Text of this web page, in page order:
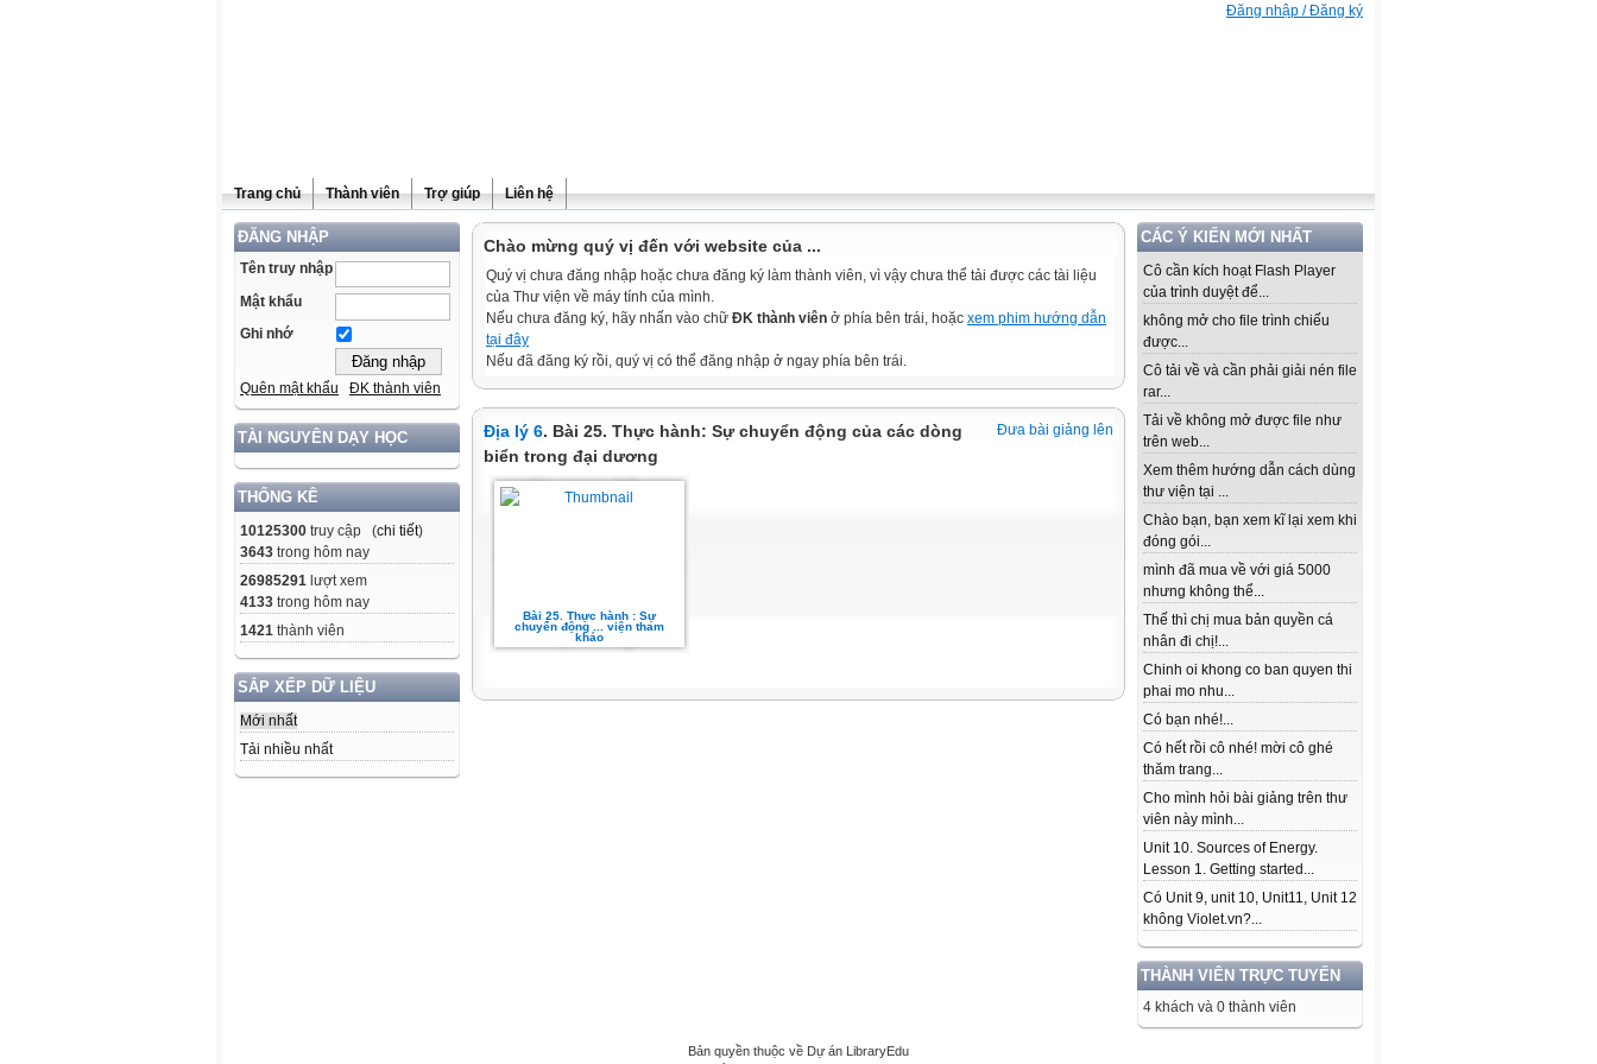
Đăng nhập / Đăng ký
Trang chủ Thành viên Trợ giúp Liên hệ
ĐĂNG NHẬP
Tên truy nhập
Mật khẩu
Ghi nhớ
Quên mật khẩu ĐK thành viên
TÀI NGUYÊN DẠY HỌC
THỐNG KÊ
10125300 truy cập (chi tiết)
3643 trong hôm nay
26985291 lượt xem
4133 trong hôm nay
1421 thành viên
SẮP XẾP DỮ LIỆU
Mới nhất
Tải nhiều nhất
CÁC Ý KIẾN MỚI NHẤT
Cô cần kích hoạt Flash Player
của trình duyệt để...
không mở cho file trình chiếu
được...
Cô tải về và cần phải giải nén file
rar...
Tải về không mở được file như
trên web...
Xem thêm hướng dẫn cách dùng
thư viện tại ...
Chào bạn, bạn xem kĩ lại xem khi
đóng gói...
mình đã mua về với giá 5000
nhưng không thể...
Thế thì chị mua bản quyền cá
nhân đi chị!...
Chinh oi khong co ban quyen thi
phai mo nhu...
Có bạn nhé!...
Có hết rồi cô nhé! mời cô ghé
thăm trang...
Cho mình hỏi bài giảng trên thư
viên này mình...
Unit 10. Sources of Energy.
Lesson 1. Getting started...
Có Unit 9, unit 10, Unit11, Unit 12
không Violet.vn?...
THÀNH VIÊN TRỰC TUYẾN
4 khách và 0 thành viên
Chào mừng quý vị đến với website của ...
Quý vị chưa đăng nhập hoặc chưa đăng ký làm thành viên, vì vậy chưa thể tải được các tài liệu
của Thư viện về máy tính của mình.
Nếu chưa đăng ký, hãy nhấn vào chữ ĐK thành viên ở phía bên trái, hoặc xem phim hướng dẫn
tại đây
Nếu đã đăng ký rồi, quý vị có thể đăng nhập ở ngay phía bên trái.
Đưa bài giảng lên
Địa lý 6. Bài 25. Thực hành: Sự chuyển động của các dòng
biển trong đại dương
Bài 25. Thực hành : Sự
chuyển động ... viện tham
khảo
Bản quyền thuộc về Dự án LibraryEdu